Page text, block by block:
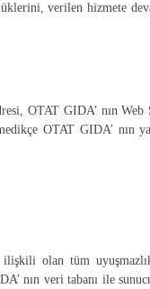
verilen hizmete
OTAT GIDA’ nın
OTAT GIDA’ nın
ilişkili olan tüm
nın veri tabanı ile